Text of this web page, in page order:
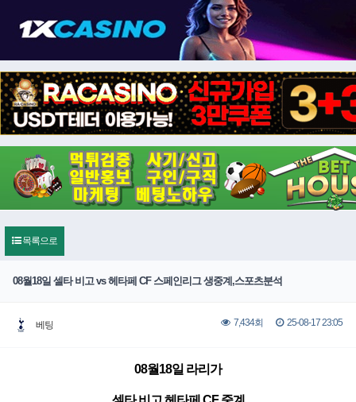
목록으로
08월18일 셀타 비고 vs 헤타페 CF 스페인리그 생중계,스포츠분석
베팅 7,434회 25-08-17 23:05
08월18일 라리가